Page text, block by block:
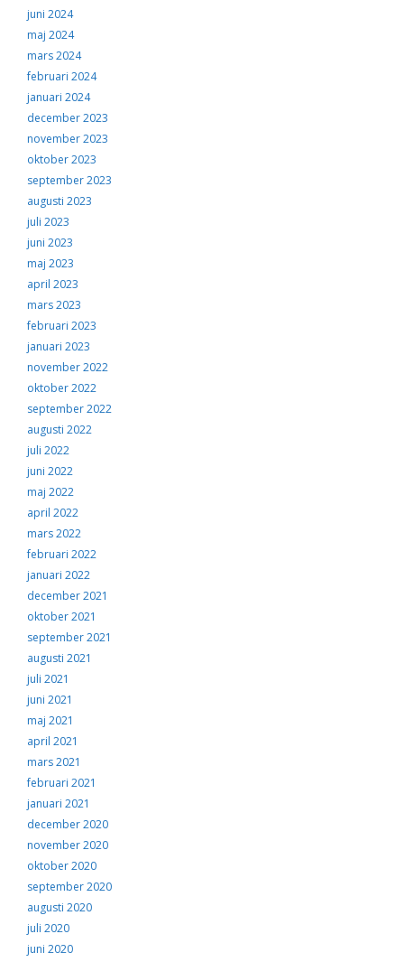
juni 2024
maj 2024
mars 2024
februari 2024
januari 2024
december 2023
november 2023
oktober 2023
september 2023
augusti 2023
juli 2023
juni 2023
maj 2023
april 2023
mars 2023
februari 2023
januari 2023
november 2022
oktober 2022
september 2022
augusti 2022
juli 2022
juni 2022
maj 2022
april 2022
mars 2022
februari 2022
januari 2022
december 2021
oktober 2021
september 2021
augusti 2021
juli 2021
juni 2021
maj 2021
april 2021
mars 2021
februari 2021
januari 2021
december 2020
november 2020
oktober 2020
september 2020
augusti 2020
juli 2020
juni 2020